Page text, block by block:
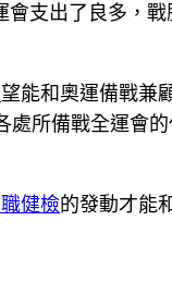
支出了良多，
望能和奧運備戰兼
處所備戰全運會
健檢的發動才能